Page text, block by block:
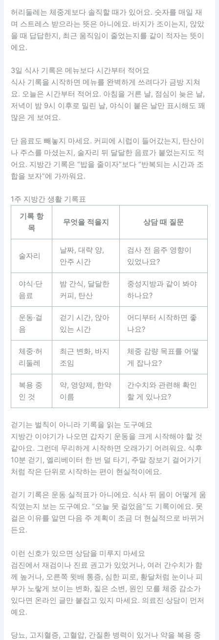
허리둘레는 체중계보다 솔직할 때가 있어요. 숫자를 매일 재
며 스트레스 받으라는 뜻은 아니에요. 바지가 조이는지, 앉았
을 때 답답한지, 최근 움직임이 줄었는지를 같이 적자는 뜻이
에요.
3일 식사 기록은 메뉴보다 시간부터 적어요
식사 기록을 시작하면 메뉴를 완벽하게 쓰려다가 금방 지쳐
요. 오늘은 시간부터 적어요. 아침을 거른 날, 점심이 늦은 날,
저녁이 밤 9시 이후로 밀린 날, 야식이 붙은 날만 표시해도 꽤
많은 게 보여요.
단 음료도 빼놓지 마세요. 커피에 시럽이 들어갔는지, 탄산이
나 주스를 마셨는지, 술자리 뒤 달달한 음료가 붙었는지도 적
어요. 지방간 기록은 “밥을 줄이자”보다 “반복되는 시간과 조
합을 보자”에 가까워요.
1주 지방간 생활 기록표
기록 항
목
무엇을 적을지 상담 때 질문
술자리
날짜, 대략 양,
안주 시간
검사 전 음주 영향이
있었나요?
야식·단
음료
밤 간식, 달달한
커피, 탄산
중성지방과 같이 봐야
하나요?
운동·걸
음
걷기 시간, 앉아
있는 시간
어디부터 시작하면 좋
나요?
체중·허
리둘레
최근 변화, 바지
조임
체중 감량 목표를 어떻
게 잡나요?
복용 중
인 것
약, 영양제, 한약
이름
간수치와 관련해 확인
할 게 있나요?
걷기는 벌칙이 아니라 기록을 읽는 도구예요
지방간 이야기가 나오면 갑자기 운동을 크게 시작해야 할 것
같아요. 그런데 무리하게 시작하면 오래가기 어려워요. 식후
10분 걷기, 엘리베이터 한 번 덜 타기, 주말 장보기 걸어가기
처럼 작은 단위로 시작하는 편이 현실적이에요.
걷기 기록은 운동 실적표가 아니에요. 식사 뒤 몸이 어떻게 움
직였는지 보는 도구예요. “오늘 못 걸었음”도 기록이에요. 못
걸은 이유를 알면 다음 주 계획이 조금 더 현실적으로 바뀌거
든요.
이런 신호가 있으면 상담을 미루지 마세요
검진에서 재검이나 진료 권고가 있었거나, 여러 간수치가 함
께 높거나, 오른쪽 윗배 통증, 심한 피로, 황달처럼 눈이나 피
부가 노랗게 보이는 변화, 짙은 소변, 원인 모를 체중 감소가
있다면 온라인 글만 붙잡고 있지 마세요. 의료진 상담이 먼저
예요.
당뇨, 고지혈증, 고혈압, 간질환 병력이 있거나 약을 복용 중